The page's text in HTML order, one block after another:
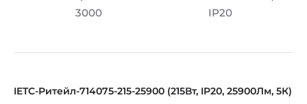
3000 IP20
IETC-Ритейл-714075-215-25900 (215Вт, IP20, 25900Лм, 5К)